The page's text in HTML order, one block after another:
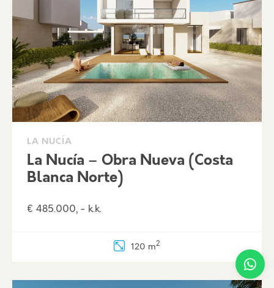
LA NUCÍA
La Nucía – Obra Nueva (Costa
Blanca Norte)
€ 485.000, - k.k.
120 m2